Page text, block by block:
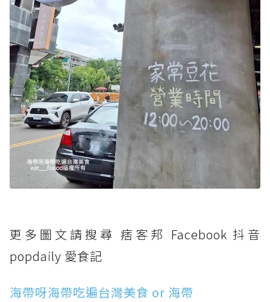
更多圖文請搜尋 痞客邦 Facebook 抖音
popdaily 愛食記
海帶呀海帶吃遍台灣美食 or 海帶